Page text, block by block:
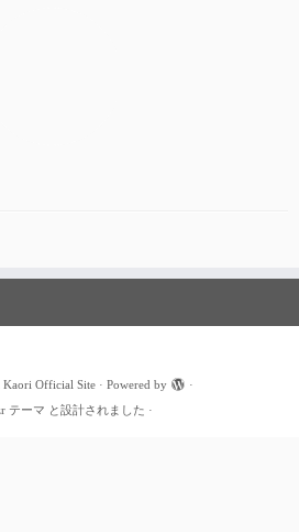
Official Site· Powered by
·
テーマ と設計されました ·